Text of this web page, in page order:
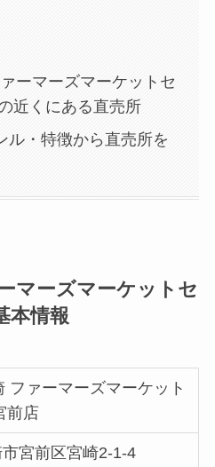
ーマーズマーケットセ
近くにある直売所
ル・特徴から直売所を
マーズマーケットセ
本情報
ファーマーズマーケット
前店
宮前区宮崎2-1-4